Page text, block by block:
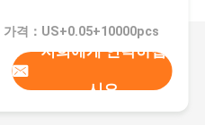
가격：US+0.05+10000pcs
저희에게 연락하십
시오